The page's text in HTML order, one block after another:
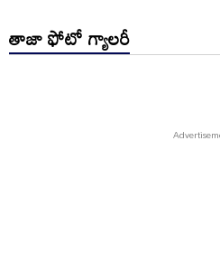
తాజా ఫోటో గ్యాలరీ